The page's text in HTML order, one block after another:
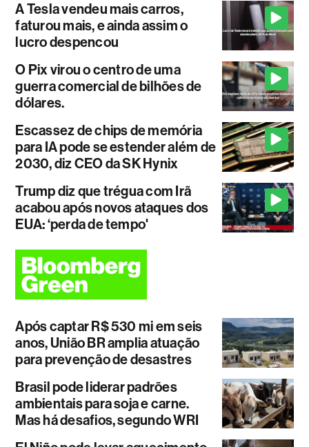
A Tesla vendeu mais carros,
faturou mais, e ainda assim o
lucro despencou
O Pix virou o centro de uma
guerra comercial de bilhões de
dólares.
Escassez de chips de memória
para IA pode se estender além de
2030, diz CEO da SK Hynix
Trump diz que trégua com Irã
acabou após novos ataques dos
EUA: ‘perda de tempo'
Após captar R$ 530 mi em seis
anos, União BR amplia atuação
para prevenção de desastres
Brasil pode liderar padrões
ambientais para soja e carne.
Mas há desafios, segundo WRI